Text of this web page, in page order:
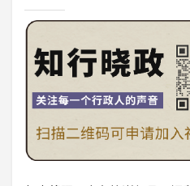
服务商
礼品创意库
关于我们